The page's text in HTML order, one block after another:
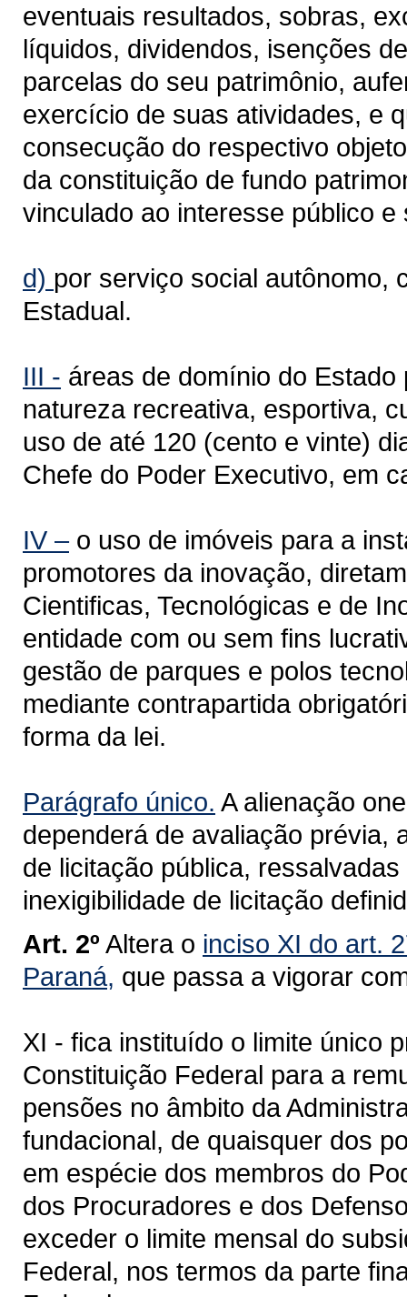
eventuais resultados, sobras,
líquidos, dividendos, isenções
parcelas do seu patrimônio,
exercício de suas atividades, e
consecução do respectivo
da constituição de fundo
vinculado ao interesse público e
d) por serviço social autônomo,
Estadual.
III - áreas de domínio do
natureza recreativa, esportiva,
uso de até 120 (cento e vinte)
Chefe do Poder Executivo, em
IV –o uso de imóveis para a
promotores da inovação,
Cientificas, Tecnológicas e de
entidade com ou sem fins
gestão de parques e polos
mediante contrapartida
forma da lei.
Parágrafo único. A alienação
dependerá de avaliação prévia,
de licitação pública,
inexigibilidade de licitação
Art. 2º Altera o inciso XI do art.
Paraná, que passa a vigorar
XI - fica instituído o limite único
Constituição Federal para a
pensões no âmbito da
fundacional, de quaisquer dos
em espécie dos membros do
dos Procuradores e dos
exceder o limite mensal do
Federal, nos termos da parte